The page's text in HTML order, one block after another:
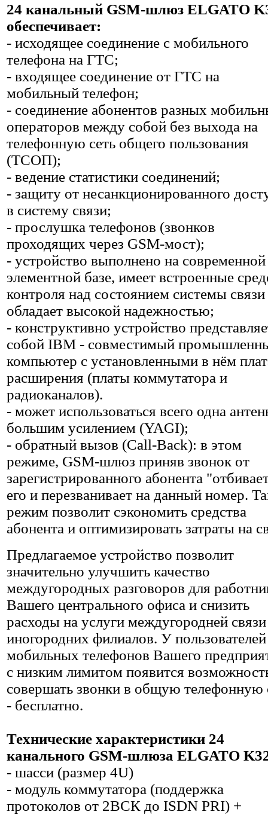
24 канальный GSM-шлюз ELGATO
обеспечивает:
- исходящее соединение с мобильного
телефона на ГТС;
- входящее соединение от ГТС на
мобильный телефон;
- соединение абонентов разных
операторов между собой без выхода на
телефонную сеть общего пользования
(ТСОП);
- ведение статистики соединений;
- защиту от несанкционированного
в систему связи;
- прослушка телефонов (звонков
проходящих через GSM-мост);
- устройство выполнено на современной
элементной базе, имеет встроенные
контроля над состоянием системы
обладает высокой надежностью;
- конструктивно устройство
собой IBM - совместимый
компьютер с установленными в нём
расширения (платы коммутатора и
радиоканалов).
- может использоваться всего одна
большим усилением (YAGI);
- обратный вызов (Call-Back): в этом
режиме, GSM-шлюз приняв звонок от
зарегистрированного абонента
его и перезванивает на данный номер.
режим позволит сэкономить средства
абонента и оптимизировать затраты на
Предлагаемое устройство позволит
значительно улучшить качество
междугородных разговоров для
Вашего центрального офиса и снизить
расходы на услуги междугородней связи
иногородних филиалов. У пользователей
мобильных телефонов Вашего
с низким лимитом появится
совершать звонки в общую телефонную
- бесплатно.
Технические характеристики 24
канального GSM-шлюза ELGATO
- шасси (размер 4U)
- модуль коммутатора (поддержка
протоколов от 2ВСК до ISDN PRI) +